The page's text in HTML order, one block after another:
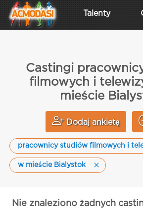
Talenty
Castingi
filmowych i
mieście
Dodaj ankietę
pracownicy studiów filmowych i
w mieście Bialystok
Nie znaleziono żadnych